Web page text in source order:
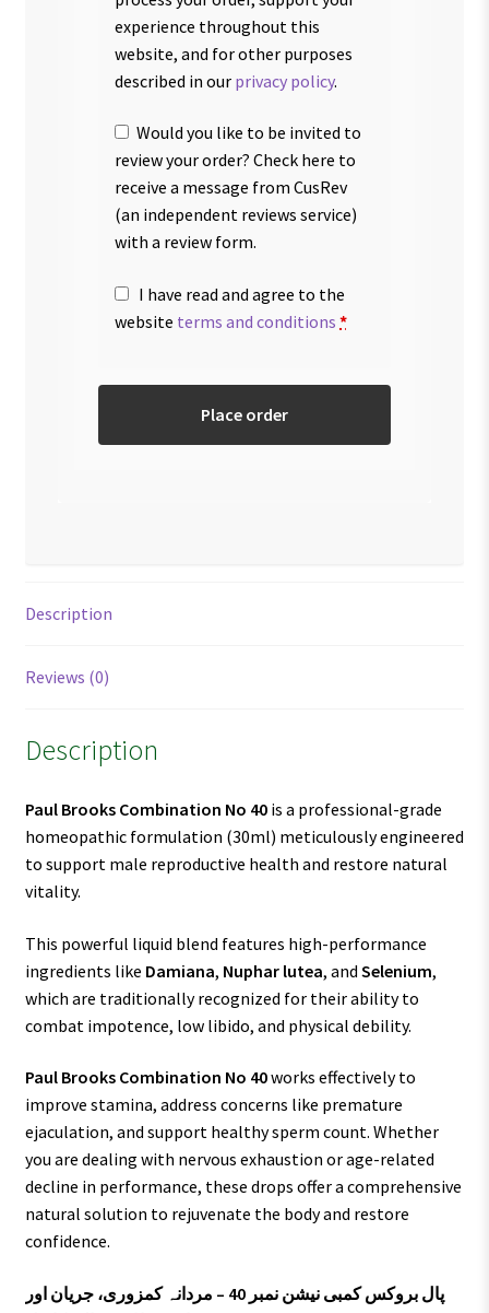
experience throughout this
website, and for other purposes
described in our privacy policy.
Would you like to be invited to
review your order? Check here to
receive a message from CusRev
(an independent reviews service)
with a review form.
I have read and agree to the
website terms and conditions *
Place order
Description
Reviews (0)
Description
Paul Brooks Combination No 40is a professional-grade
homeopathic formulation (30ml) meticulously engineered
to support male reproductive health and restore natural
vitality.
This powerful liquid blend features high-performance
ingredients like Damiana, Nuphar lutea, and Selenium,
which are traditionally recognized for their ability to
combat impotence, low libido, and physical debility.
Paul Brooks Combination No 40works effectively to
improve stamina, address concerns like premature
ejaculation, and support healthy sperm count. Whether
you are dealing with nervous exhaustion or age-related
decline in performance, these drops offer a comprehensive
natural solution to rejuvenate the body and restore
confidence.
پال بروکس کمبی نیشن نمبر 40 – مردانہ کمزوری، جریان اور